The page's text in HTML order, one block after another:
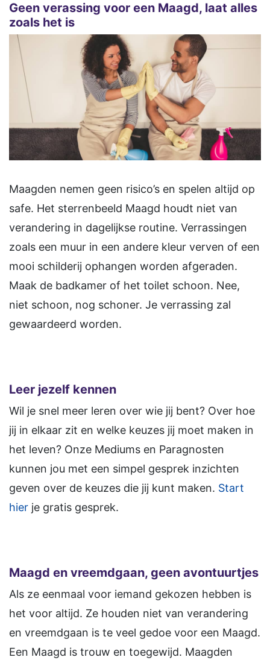
Geen verassing voor een Maagd, laat alles
zoals het is
Maagden nemen geen risico’s en spelen altijd op
safe. Het sterrenbeeld Maagd houdt niet van
verandering in dagelijkse routine. Verrassingen
zoals een muur in een andere kleur verven of een
mooi schilderij ophangen worden afgeraden.
Maak de badkamer of het toilet schoon. Nee,
niet schoon, nog schoner. Je verrassing zal
gewaardeerd worden.
Leer jezelf kennen
Wil je snel meer leren over wie jij bent? Over hoe
jij in elkaar zit en welke keuzes jij moet maken in
het leven? Onze Mediums en Paragnosten
kunnen jou met een simpel gesprek inzichten
geven over de keuzes die jij kunt maken. Start
hier je gratis gesprek.
Maagd en vreemdgaan, geen avontuurtjes
Als ze eenmaal voor iemand gekozen hebben is
het voor altijd. Ze houden niet van verandering
en vreemdgaan is te veel gedoe voor een Maagd.
Een Maagd is trouw en toegewijd. Maagden